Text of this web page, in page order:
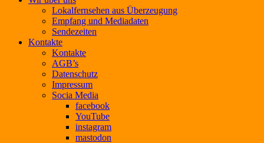
Lokalfernsehen aus Überzeugung
Empfang und Mediadaten
Sendezeiten
Kontakte
Kontakte
AGB’s
Datenschutz
Impressum
Socia Media
facebook
YouTube
instagram
mastodon